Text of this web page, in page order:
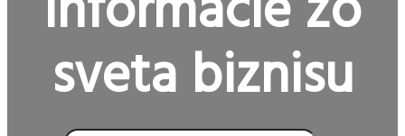
sveta biznisu